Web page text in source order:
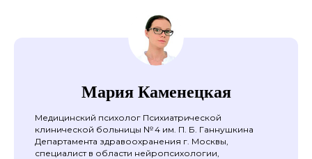
Мария Каменецкая
Медицинский психолог Психиатрической
клинической больницы № 4 им. П. Б. Ганнушкина
Департамента здравоохранения г. Москвы,
специалист в области нейропсихологии,